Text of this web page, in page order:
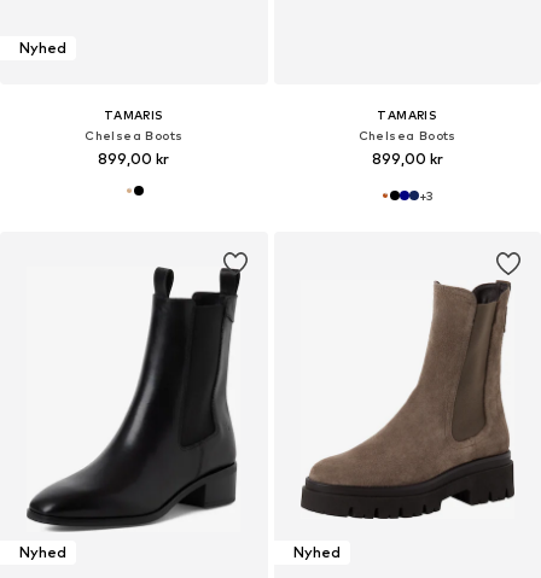
Nyhed
TAMARIS
Chelsea Boots
899,00 kr
TAMARIS
Chelsea Boots
899,00 kr
+3
Nyhed Nyhed